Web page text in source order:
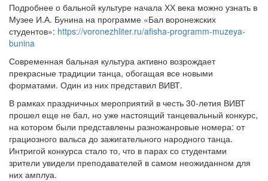
Подробнее о бальной культуре начала ХХ века можно узнать в
Музее И.А. Бунина на программе «Бал воронежских
студентов»: https://voronezhliter.ru/afisha-programm-muzeya-
bunina
Современная бальная культура активно возрождает
прекрасные традиции танца, обогащая все новыми
форматами. Один из них представил ВИВТ.
В рамках праздничных мероприятий в честь 30-летия ВИВТ
прошел еще не бал, но уже настоящий танцевальный конкурс,
на котором были представлены разножанровые номера: от
грациозного вальса до зажигательного народного танца.
Интригой конкурса стало то, что в парах со студентами
зрители увидели преподавателей в самом неожиданном для
них амплуа.